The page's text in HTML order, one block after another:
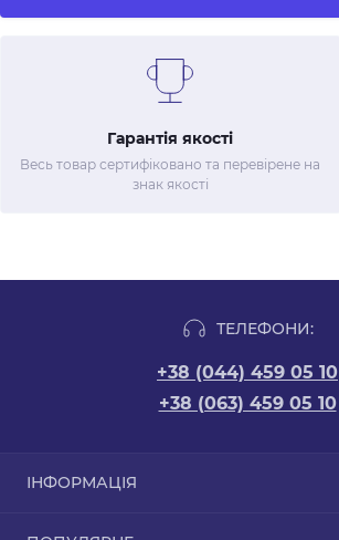
Гарантія якості
Весь товар сертифіковано та перевірене на
знак якості
ТЕЛЕФОНИ:
+38 (044) 459 05 10
+38 (063) 459 05 10
ІНФОРМАЦІЯ